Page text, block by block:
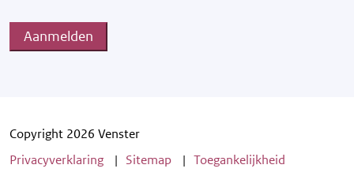
Aanmelden
Copyright 2026 Venster
Privacyverklaring
Sitemap Toegankelijkheid